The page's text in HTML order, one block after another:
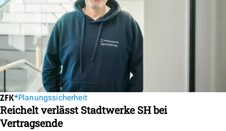
Planungssicherheit
Reichelt verlässt Stadtwerke SH bei
Vertragsende